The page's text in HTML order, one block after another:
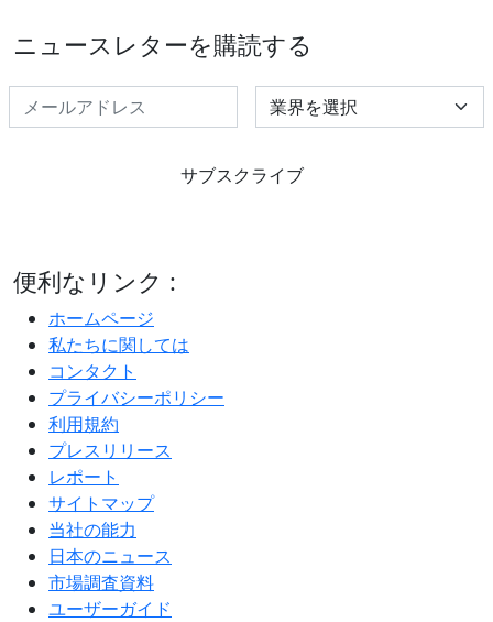
ニュースレターを購読する
Select Industry
サブスクライブ
便利なリンク :
ホームページ
私たちに関しては
コンタクト
プライバシーポリシー
利用規約
プレスリリース
レポート
サイトマップ
当社の能力
日本のニュース
市場調査資料
ユーザーガイド